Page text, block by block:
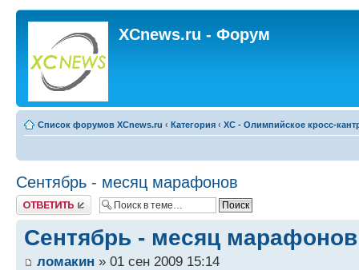
XCnews.ru - Форум
Список форумов XCnews.ru ‹ Категория ‹ XC - Олимпийское кросс-
Сентябрь - месяц марафонов
Ответить
Сентябрь - месяц марафонов
ломакин » 01 сен 2009 15:14